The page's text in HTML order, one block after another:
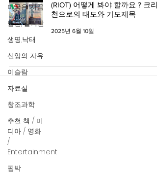
미국은 지금
법안/발의안
생명,낙태
신앙의 자유
이슬람
자료실
창조과학
추천 책 / 미
디아 / 영화
/
Entertainment
핍박
(RIOT) 어떻게 봐야 할까요 ? 크리
천으로의 태도와 기도제목
2025년 6월 10일